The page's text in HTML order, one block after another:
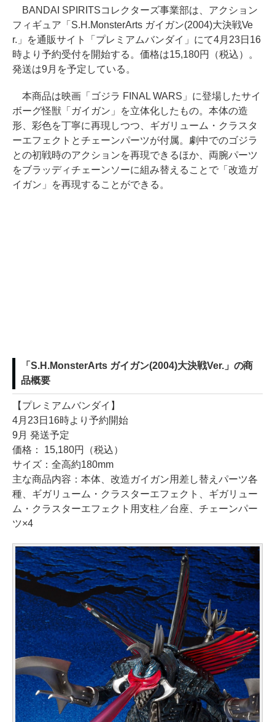
BANDAI SPIRITSコレクターズ事業部は、アクション
フィギュア「S.H.MonsterArts ガイガン(2004)大決戦Ve
r.」を通販サイト「プレミアムバンダイ」にて4月23日16
時より予約受付を開始する。価格は15,180円（税込）。
発送は9月を予定している。
本商品は映画「ゴジラ FINAL WARS」に登場したサイ
ボーグ怪獣「ガイガン」を立体化したもの。本体の造
形、彩色を丁寧に再現しつつ、ギガリューム・クラスタ
ーエフェクトとチェーンパーツが付属。劇中でのゴジラ
との初戦時のアクションを再現できるほか、両腕パーツ
をブラッディチェーンソーに組み替えることで「改造ガ
イガン」を再現することができる。
「S.H.MonsterArts ガイガン(2004)大決戦Ver.」の商
品概要
【プレミアムバンダイ】
4月23日16時より予約開始
9月 発送予定
価格： 15,180円（税込）
サイズ：全高約180mm
主な商品内容：本体、改造ガイガン用差し替えパーツ各
種、ギガリューム・クラスターエフェクト、ギガリュー
ム・クラスターエフェクト用支柱／台座、チェーンパー
ツ×4